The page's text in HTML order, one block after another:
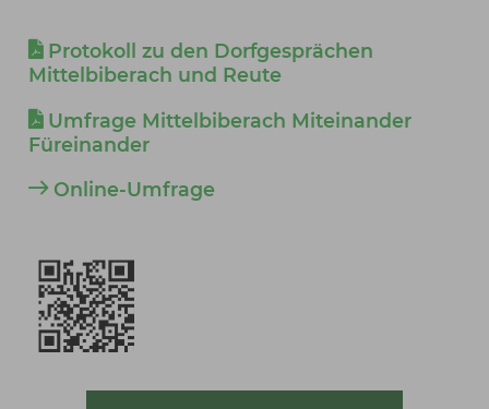
Protokoll zu den Dorfgesprächen
Mittelbiberach und Reute
Umfrage Mittelbiberach Miteinander
Füreinander
Online-Umfrage